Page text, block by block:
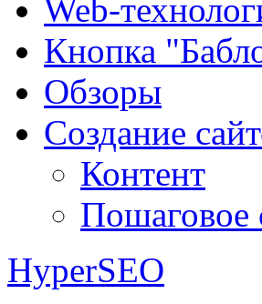
Web-
Кнопка
Обзоры
Создание
Контент
Пошаговое
HyperSEO